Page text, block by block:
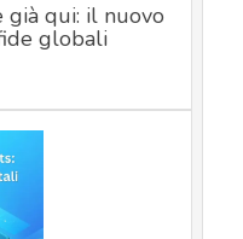
qui: il nuovo
globali